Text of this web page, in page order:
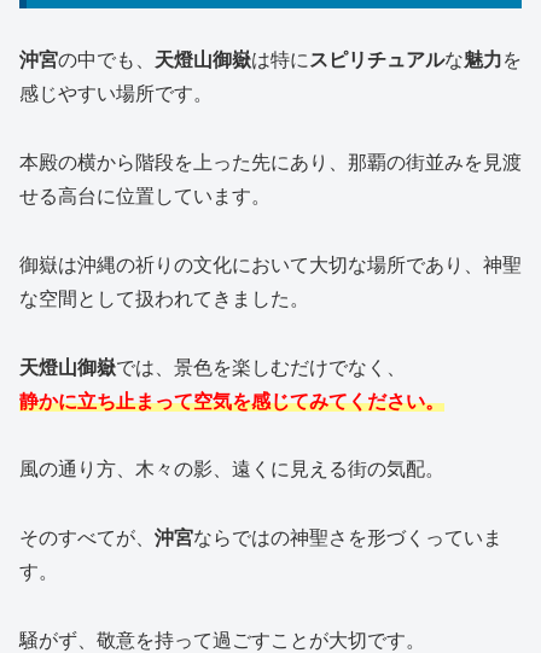
沖宮の中でも、 天燈山御嶽は特に スピリチュアルな魅力を
感じやすい場所です。
本殿の横から階段を上った先にあり、那覇の街並みを見渡
せる高台に位置しています。
御嶽は沖縄の祈りの文化において大切な場所であり、神聖
な空間として扱われてきました。
天燈山御嶽では、景色を楽しむだけでなく、
静かに立ち止まって空気を感じてみてください。
風の通り方、木々の影、遠くに見える街の気配。
そのすべてが、 沖宮ならではの神聖さを形づくっていま
す。
騒がず、敬意を持って過ごすことが大切です。